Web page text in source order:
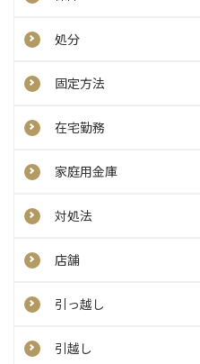
処分
固定方法
在宅勤務
家庭用金庫
対処法
店舗
引っ越し
引越し